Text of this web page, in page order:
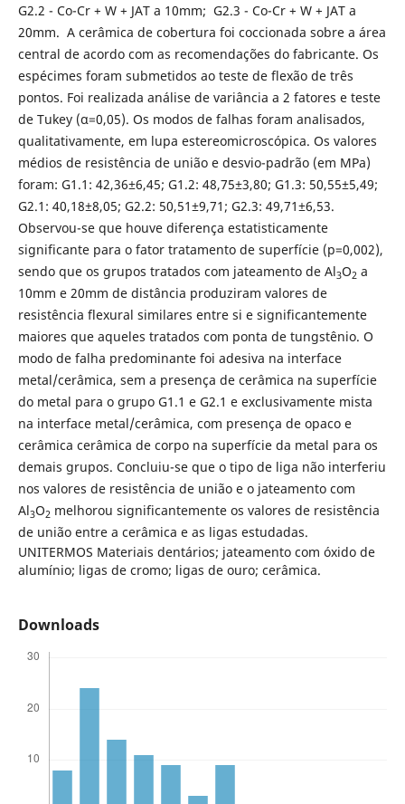
G2.2 - Co-Cr + W + JAT a 10mm; G2.3 - Co-Cr + W + JAT a
20mm. A cerâmica de cobertura foi coccionada sobre a área
central de acordo com as recomendações do fabricante. Os
espécimes foram submetidos ao teste de flexão de três
pontos. Foi realizada análise de variância a 2 fatores e teste
de Tukey (α=0,05). Os modos de falhas foram analisados,
qualitativamente, em lupa estereomicroscópica. Os valores
médios de resistência de união e desvio-padrão (em MPa)
foram: G1.1: 42,36±6,45; G1.2: 48,75±3,80; G1.3: 50,55±5,49;
G2.1: 40,18±8,05; G2.2: 50,51±9,71; G2.3: 49,71±6,53.
Observou-se que houve diferença estatisticamente
significante para o fator tratamento de superfície (p=0,002),
sendo que os grupos tratados com jateamento de Al3O2 a
10mm e 20mm de distância produziram valores de
resistência flexural similares entre si e significantemente
maiores que aqueles tratados com ponta de tungstênio. O
modo de falha predominante foi adesiva na interface
metal/cerâmica, sem a presença de cerâmica na superfície
do metal para o grupo G1.1 e G2.1 e exclusivamente mista
na interface metal/cerâmica, com presença de opaco e
cerâmica cerâmica de corpo na superfície da metal para os
demais grupos. Concluiu-se que o tipo de liga não interferiu
nos valores de resistência de união e o jateamento com
Al3O2 melhorou significantemente os valores de resistência
de união entre a cerâmica e as ligas estudadas.
UNITERMOS Materiais dentários; jateamento com óxido de
alumínio; ligas de cromo; ligas de ouro; cerâmica.
Downloads